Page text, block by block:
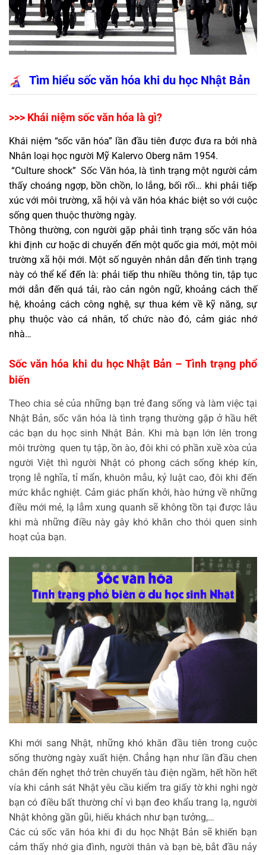
Tìm hiểu sốc văn hóa khi du học Nhật Bản
>>> Khái niệm sốc văn hóa là gì?
Khái niệm “sốc văn hóa” lần đầu tiên được đưa ra bởi nhà
Nhân loại học người Mỹ Kalervo Oberg năm 1954.
“Culture shock” Sốc Văn hóa, là tình trạng một người cảm
thấy choáng ngợp, bồn chồn, lo lắng, bối rối… khi phải tiếp
xúc với môi trường, xã hội và văn hóa khác biệt so với cuộc
sống quen thuộc thường ngày.
Thông thường, con người gặp phải tình trạng sốc văn hóa
khi định cư hoặc di chuyển đến một quốc gia mới, một môi
trường xã hội mới. Một số nguyên nhân dẫn đến tình trạng
này có thể kể đến là: phải tiếp thu nhiều thông tin, tập tục
mới dẫn đến quá tải, rào cản ngôn ngữ, khoảng cách thế
hệ, khoảng cách công nghệ, sự thua kém về kỹ năng, sự
phụ thuộc vào cá nhân, tổ chức nào đó, cảm giác nhớ
nhà…
Sốc văn hóa khi du học Nhật Bản – Tình trạng phổ
biến
Theo chia sẻ của những bạn trẻ đang sống và làm việc tại
Nhật Bản, sốc văn hóa là tình trạng thường gặp ở hầu hết
các bạn du học sinh Nhật Bản. Khi mà bạn lớn lên trong
môi trường quen tụ tập, ồn ào, đôi khi có phần xuề xòa của
người Việt thì người Nhật có phong cách sống khép kín,
trọng lễ nghĩa, tỉ mẩn, khuôn mẫu, kỷ luật cao, đôi khi đến
mức khắc nghiệt. Cảm giác phấn khởi, hào hứng về những
điều mới mẻ, lạ lẫm xung quanh sẽ không tồn tại được lâu
khi mà những điều này gây khó khăn cho thói quen sinh
hoạt của bạn.
Khi mới sang Nhật, những khó khăn đầu tiên trong cuộc
sống thường ngày xuất hiện. Chẳng hạn như lần đầu chen
chân đến nghẹt thở trên chuyến tàu điện ngầm, hết hồn hết
vía khi cảnh sát Nhật yêu cầu kiểm tra giấy tờ khi nghi ngờ
bạn có điều bất thường chỉ vì bạn đeo khẩu trang lạ, người
Nhật không gần gũi, hiếu khách như bạn tưởng,…
Các cú sốc văn hóa khi đi du học Nhật Bản sẽ khiến bạn
cảm thấy nhớ gia đình, người thân và bạn bè, bắt đầu nảy